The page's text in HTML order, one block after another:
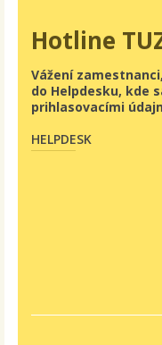
Hotline
Vážení
do Helpdesku, kde
prihlasovacími
HELPDESK